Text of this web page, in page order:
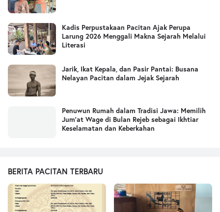
Kadis Perpustakaan Pacitan Ajak Perupa
Larung 2026 Menggali Makna Sejarah Melalui
Literasi
Jarik, Ikat Kepala, dan Pasir Pantai: Busana
Nelayan Pacitan dalam Jejak Sejarah
Penuwun Rumah dalam Tradisi Jawa: Memilih
Jum’at Wage di Bulan Rejeb sebagai Ikhtiar
Keselamatan dan Keberkahan
BERITA PACITAN TERBARU